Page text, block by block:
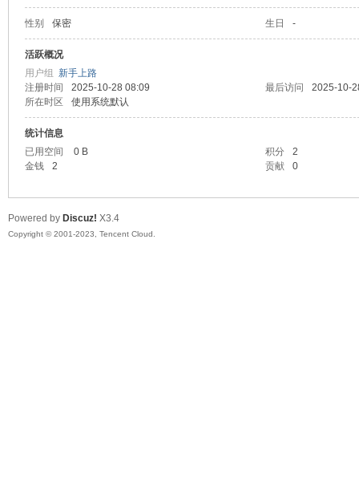
性别 保密 生日 -
活跃概况
用户组 新手上路
注册时间
2025-10-28 08:09 最后访问
2025-10-
所在时区
使用系统默认
统计信息
已用空间
0 B 积分
2
金钱
2 贡献 0
Powered by Discuz! X3.4
Copyright © 2001-2023, Tencent Cloud.